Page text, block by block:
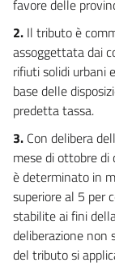
21
22
23
24
25
26
27
favore delle
2. Il tributo è
assoggettata dai
rifiuti solidi urbani
base delle
predetta tassa.
3. Con delibera
mese di ottobre di
è determinato in
superiore al 5 per
stabilite ai fini
deliberazione
del tributo si